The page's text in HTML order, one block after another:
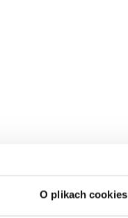
O plikach cookies